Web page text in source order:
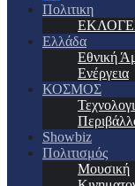
Πολιτικη
Ελλάδα
Εθνική
Ενέργεια
ΚΟΣΜΟΣ
Showbiz
Πολιτισμός
Μουσική